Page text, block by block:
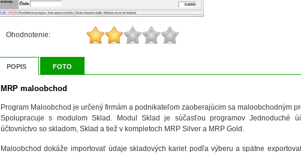
Ohodnotenie:
POPIS FOTO
MRP maloobchod
Program Maloobchod je určený firmám a podnikateľom zaoberajúcim sa maloobchodným
Spolupracuje s modulom Sklad. Modul Sklad je súčasťou programov Jednoduché
účtovníctvo so skladom, Sklad a tiež v kompletoch MRP Silver a MRP Gold.
Maloobchod dokáže importovať údaje skladových kariet podľa výberu a spätne